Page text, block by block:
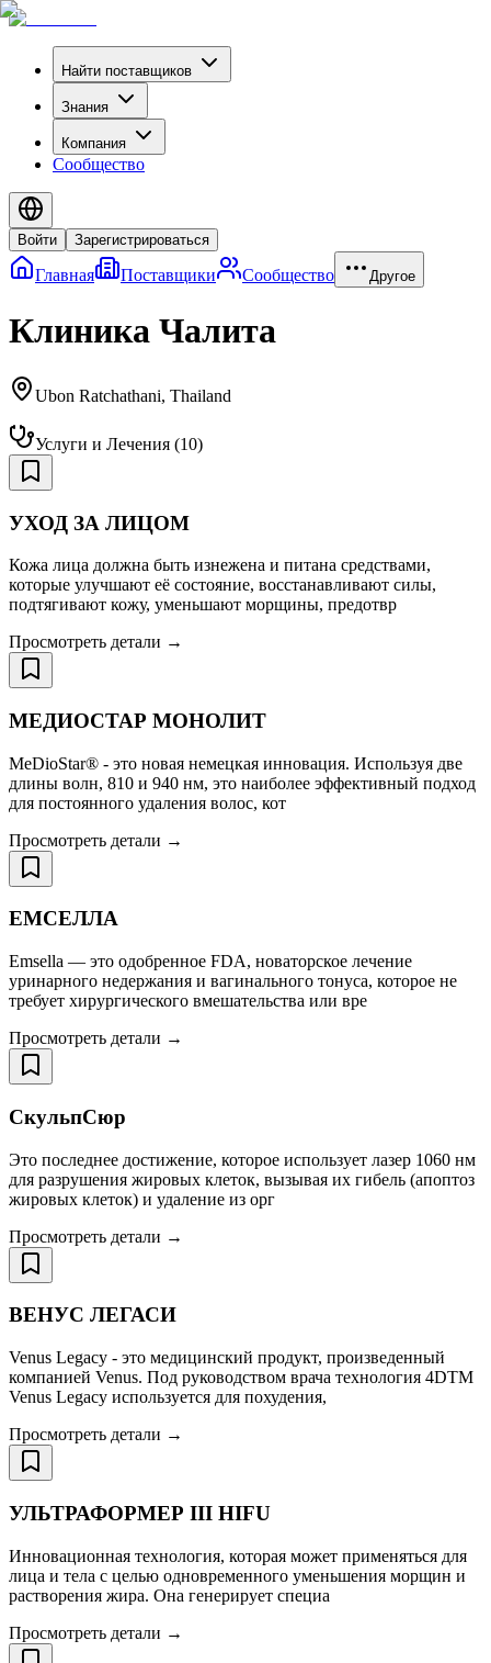
Найти поставщиков
Знания
Компания
Сообщество
Войти Зарегистрироваться
Главная Поставщики Сообщество Другое
Клиника Чалита
Ubon Ratchathani, Thailand
Услуги и Лечения (10)
УХОД ЗА ЛИЦОМ
Кожа лица должна быть изнежена и питана средствами,
которые улучшают её состояние, восстанавливают силы,
подтягивают кожу, уменьшают морщины, предотвр
Просмотреть детали →
МЕДИОСТАР МОНОЛИТ
MeDioStar® - это новая немецкая инновация. Используя две
длины волн, 810 и 940 нм, это наиболее эффективный подход
для постоянного удаления волос, кот
Просмотреть детали →
ЕМСЕЛЛА
Emsella — это одобренное FDA, новаторское лечение
уринарного недержания и вагинального тонуса, которое не
требует хирургического вмешательства или вре
Просмотреть детали →
СкульпСюр
Это последнее достижение, которое использует лазер 1060 нм
для разрушения жировых клеток, вызывая их гибель (апоптоз
жировых клеток) и удаление из орг
Просмотреть детали →
ВЕНУС ЛЕГАСИ
Venus Legacy - это медицинский продукт, произведенный
компанией Venus. Под руководством врача технология 4DTM
Venus Legacy используется для похудения,
Просмотреть детали →
УЛЬТРАФОРМЕР III HIFU
Инновационная технология, которая может применяться для
лица и тела с целью одновременного уменьшения морщин и
растворения жира. Она генерирует специа
Просмотреть детали →